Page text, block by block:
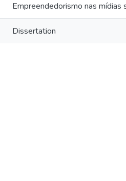
Empreendedorismo nas mídias
Dissertation